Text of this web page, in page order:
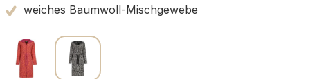
weiches Baumwoll-Mischgewebe